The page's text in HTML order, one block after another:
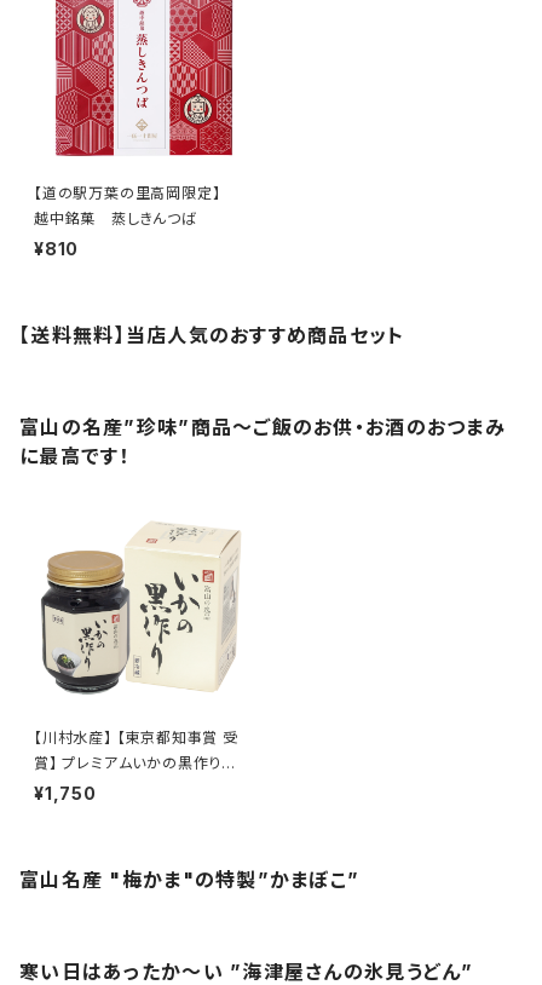
【道の駅万葉の里高岡限定】
越中銘菓 蒸しきんつば
¥810
【送料無料】当店人気のおすすめ商品セット
富山の名産”珍味”商品～ご飯のお供・お酒のおつまみ
に最高です！
【川村水産】 【東京都知事賞 受
賞】 プレミアムいかの黒作り
（冷蔵)
¥1,750
富山名産 "梅かま"の特製”かまぼこ”
寒い日はあったか～い ”海津屋さんの氷見うどん”